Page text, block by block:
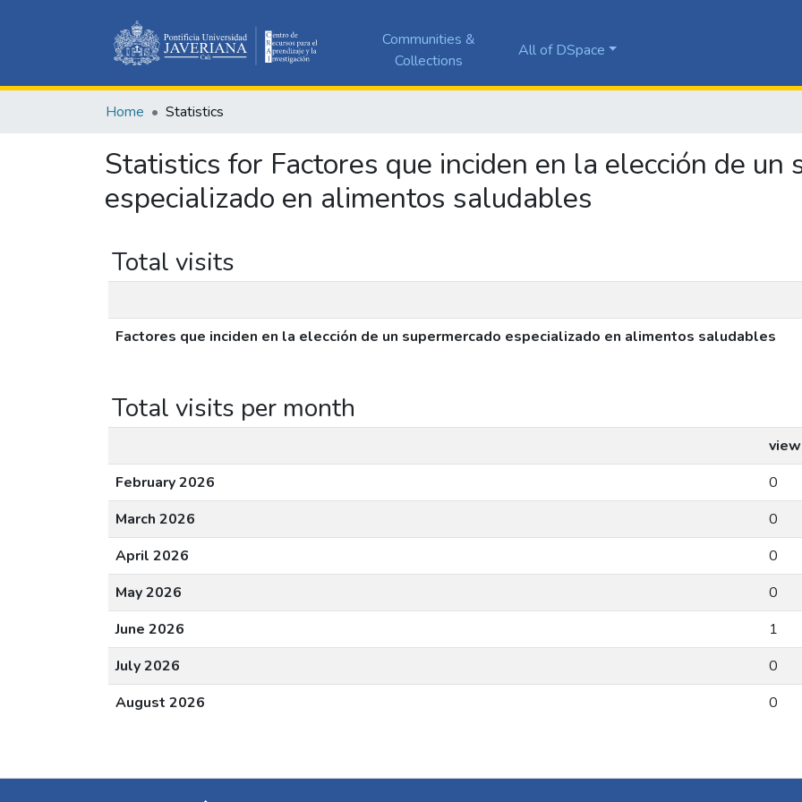
Communities &
Collections
All of DSpace
Home Statistics
Statistics for Factores que inciden en la elección de un
especializado en alimentos saludables
Total visits
Factores que inciden en la elección de un supermercado especializado en alimentos saludables
Total visits per month
February 2026
0
March 2026
0
April 2026
0
May 2026
0
June 2026
1
July 2026
0
August 2026
0